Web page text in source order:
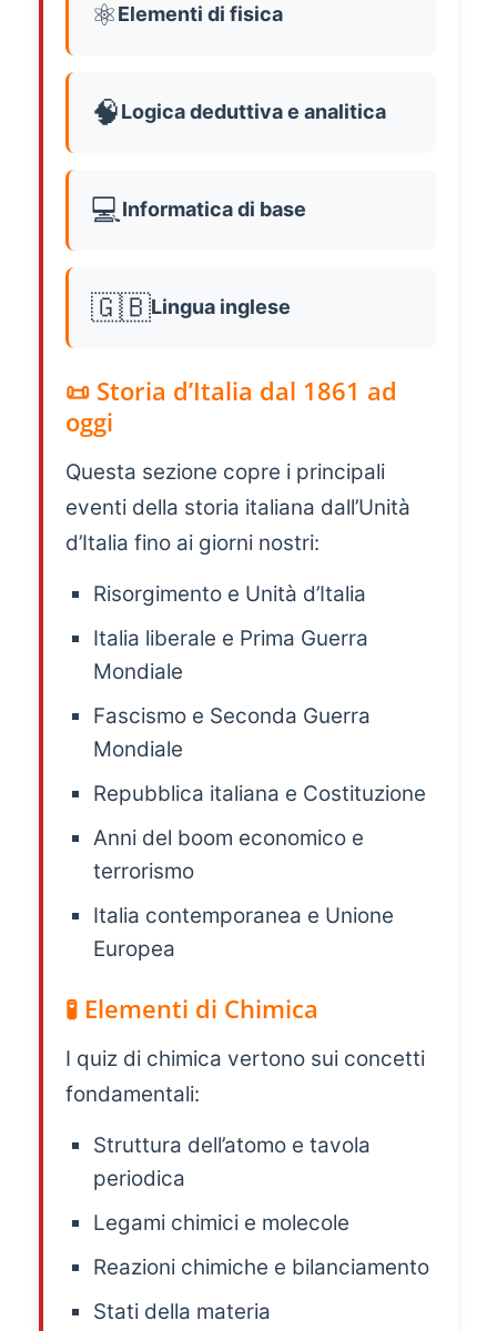
⚛️Elementi di fisica
🧠Logica deduttiva e analitica
💻Informatica di base
🇬🇧Lingua inglese
📜 Storia d’Italia dal 1861 ad
oggi
Questa sezione copre i principali
eventi della storia italiana dall’Unità
d’Italia fino ai giorni nostri:
Risorgimento e Unità d’Italia
Italia liberale e Prima Guerra
Mondiale
Fascismo e Seconda Guerra
Mondiale
Repubblica italiana e Costituzione
Anni del boom economico e
terrorismo
Italia contemporanea e Unione
Europea
🧪 Elementi di Chimica
I quiz di chimica vertono sui concetti
fondamentali:
Struttura dell’atomo e tavola
periodica
Legami chimici e molecole
Reazioni chimiche e bilanciamento
Stati della materia